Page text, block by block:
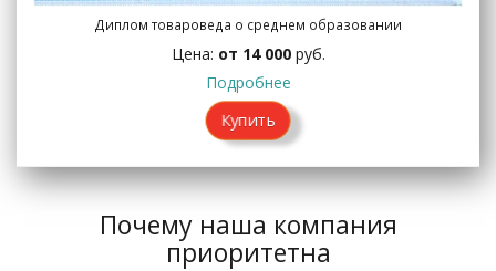
Диплом товароведа о среднем образовании
Цена: от 14 000руб.
Подробнее
Купить
Почему наша компания
приоритетна